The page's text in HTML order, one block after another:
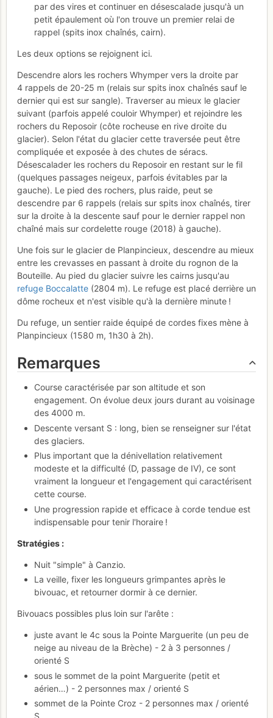
par des vires et continuer en désescalade jusqu'à un
petit épaulement où l'on trouve un premier relai de
rappel (spits inox chaînés, cairn).
Les deux options se rejoignent ici.
Descendre alors les rochers Whymper vers la droite par
4 rappels de 20-25 m (relais sur spits inox chaînés sauf le
dernier qui est sur sangle). Traverser au mieux le glacier
suivant (parfois appelé couloir Whymper) et rejoindre les
rochers du Reposoir (côte rocheuse en rive droite du
glacier). Selon l'état du glacier cette traversée peut être
compliquée et exposée à des chutes de séracs.
Désescalader les rochers du Reposoir en restant sur le fil
(quelques passages neigeux, parfois évitables par la
gauche). Le pied des rochers, plus raide, peut se
descendre par 6 rappels (relais sur spits inox chaînés, tirer
sur la droite à la descente sauf pour le dernier rappel non
chaîné mais sur cordelette rouge (2018) à gauche).
Une fois sur le glacier de Planpincieux, descendre au mieux
entre les crevasses en passant à droite du rognon de la
Bouteille. Au pied du glacier suivre les cairns jusqu'au
refuge Boccalatte (2804 m). Le refuge est placé derrière un
dôme rocheux et n'est visible qu'à la dernière minute !
Du refuge, un sentier raide équipé de cordes fixes mène à
Planpincieux (1580 m, 1h30 à 2h).
Remarques
Course caractérisée par son altitude et son
engagement. On évolue deux jours durant au voisinage
des 4000 m.
Descente versant S : long, bien se renseigner sur l'état
des glaciers.
Plus important que la dénivellation relativement
modeste et la difficulté (D, passage de IV), ce sont
vraiment la longueur et l'engagement qui caractérisent
cette course.
Une progression rapide et efficace à corde tendue est
indispensable pour tenir l'horaire !
Stratégies :
Nuit "simple" à Canzio.
La veille, fixer les longueurs grimpantes après le
bivouac, et retourner dormir à ce dernier.
Bivouacs possibles plus loin sur l'arête :
juste avant le 4c sous la Pointe Marguerite (un peu de
neige au niveau de la Brèche) - 2 à 3 personnes /
orienté S
sous le sommet de la point Marguerite (petit et
aérien…) - 2 personnes max / orienté S
sommet de la Pointe Croz - 2 personnes max / orienté